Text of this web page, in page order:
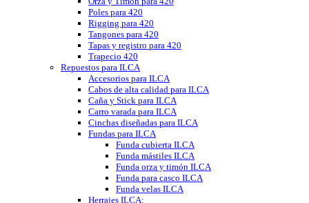
Poles para 420
Rigging para 420
Tangones para 420
Tapas y registro para 420
Trapecio 420
Repuestos para ILCA
Accesorios para ILCA
Cabos de alta calidad para ILCA
Caña y Stick para ILCA
Carro varada para ILCA
Cinchas diseñadas para ILCA
Fundas para ILCA
Funda cubierta ILCA
Funda mástiles ILCA
Funda orza y timón ILCA
Funda para casco ILCA
Funda velas ILCA
Herrajes ILCA: